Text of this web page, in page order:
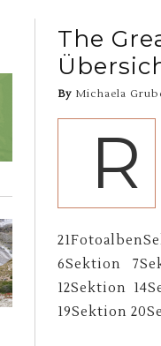
The
By Michaela
R
6Sektion
12Sektion
19Sektion